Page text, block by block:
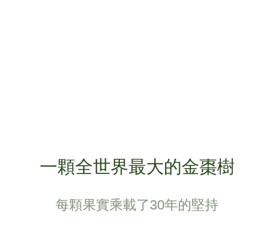
一顆全世界最大的金棗樹
每顆果實乘載了30年的堅持